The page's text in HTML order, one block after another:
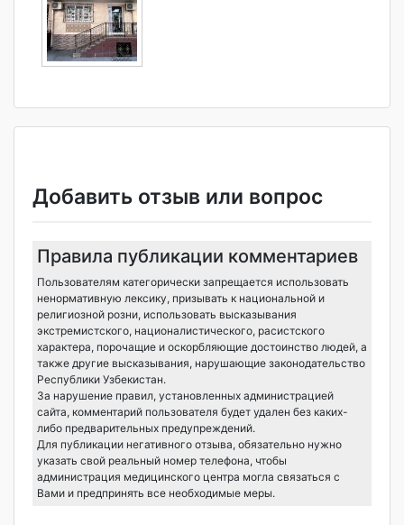
Добавить отзыв или вопрос
Правила публикации комментариев
Пользователям категорически запрещается использовать
ненормативную лексику, призывать к национальной и
религиозной розни, использовать высказывания
экстремистского, националистического, расистского
характера, порочащие и оскорбляющие достоинство людей, а
также другие высказывания, нарушающие законодательство
Республики Узбекистан.
За нарушение правил, установленных администрацией
сайта, комментарий пользователя будет удален без каких-
либо предварительных предупреждений.
Для публикации негативного отзыва, обязательно нужно
указать свой реальный номер телефона, чтобы
администрация медицинского центра могла связаться с
Вами и предпринять все необходимые меры.